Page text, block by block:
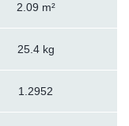
2.09 m²
25.4 kg
1.2952